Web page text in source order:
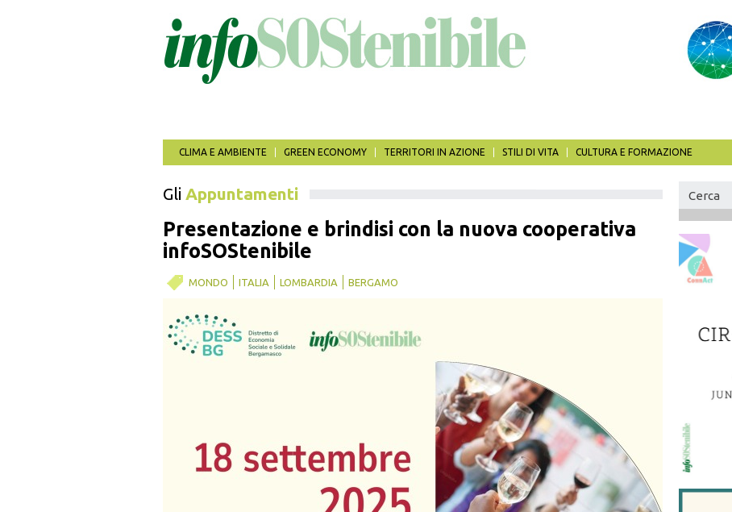
CLIMA E AMBIENTE GREEN ECONOMY TERRITORI IN AZIONE STILI DI VITA CULTURA E FORMAZIONE
Gli Appuntamenti
Presentazione e brindisi con la nuova cooperativa
infoSOStenibile
MONDO ITALIA LOMBARDIA BERGAMO
Form
di
ricerca